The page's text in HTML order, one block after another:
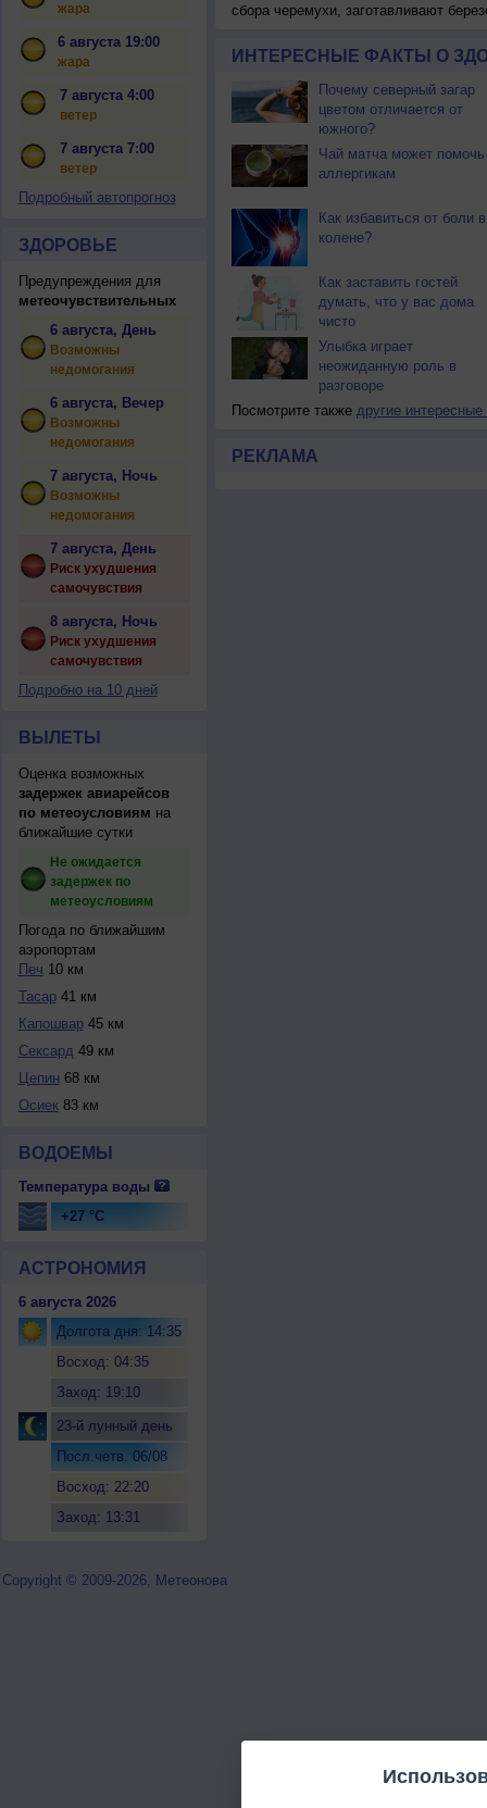
жара
6 августа 19:00
жара
7 августа 4:00
ветер
7 августа 7:00
ветер
Подробный автопрогноз
ЗДОРОВЬЕ
Предупреждения для
метеочувствительных
6 августа, День
Возможны
недомогания
6 августа, Вечер
Возможны
недомогания
7 августа, Ночь
Возможны
недомогания
7 августа, День
Риск ухудшения
самочувствия
8 августа, Ночь
Риск ухудшения
самочувствия
Подробно на 10 дней
ВЫЛЕТЫ
Оценка возможных
задержек авиарейсов
по метеоусловиям на
ближайшие сутки
Не ожидается
задержек по
метеоусловиям
Погода по ближайшим
аэропортам
Печ 10 км
Тасар41 км
Капошвар45 км
Сексард 49 км
Цепин 68 км
Осиек83 км
ВОДОЕМЫ
Температура воды
+27 °C
АСТРОНОМИЯ
6 августа 2026
Долгота дня: 14:35
Восход: 04:35
Заход: 19:10
23-й лунный день
Посл.четв. 06/08
Восход: 22:20
Заход: 13:31
сбора черемухи, заготавливают
ИНТЕРЕСНЫЕ ФАКТЫ О
Почему северный загар
цветом отличается от
южного?
Чай матча может помочь
аллергикам
Как избавиться от боли в
колене?
Как заставить гостей
думать, что у вас дома
чисто
Улыбка играет
неожиданную роль в
разговоре
Посмотрите также другие интересные
РЕКЛАМА
Copyright © 2009-2026, Метеонова